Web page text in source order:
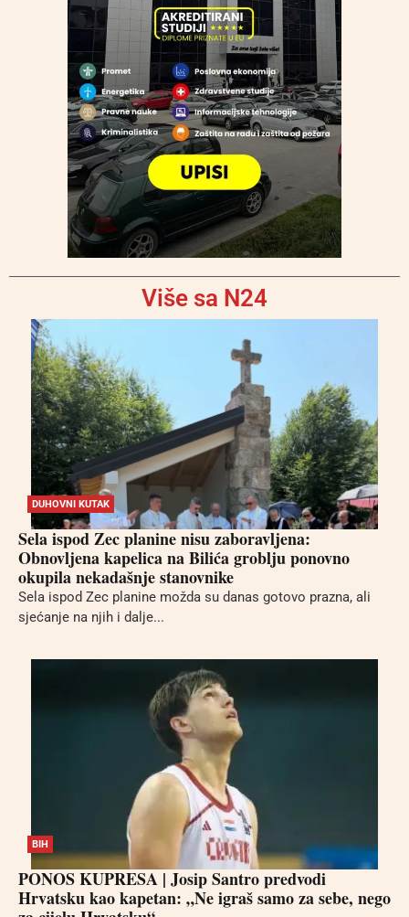
Više sa N24
DUHOVNI KUTAK
Sela ispod Zec planine nisu zaboravljena:
Obnovljena kapelica na Bilića groblju ponovno
okupila nekadašnje stanovnike
Sela ispod Zec planine možda su danas gotovo prazna, ali
sjećanje na njih i dalje...
BIH
PONOS KUPRESA | Josip Santro predvodi
Hrvatsku kao kapetan: „Ne igraš samo za sebe, nego